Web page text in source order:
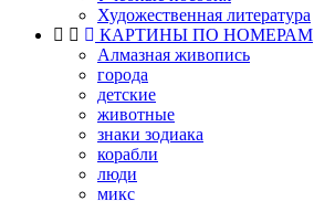
Художественная литература
КАРТИНЫ ПО НОМЕРАМ
Алмазная живопись
города
детские
животные
знаки зодиака
корабли
люди
микс